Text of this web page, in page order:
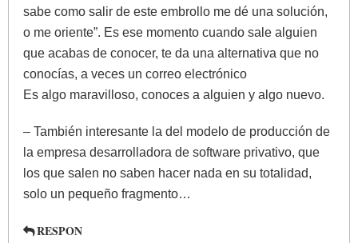
sabe como salir de este embrollo me dé una solución,
o me oriente”. Es ese momento cuando sale alguien
que acabas de conocer, te da una alternativa que no
conocías, a veces un correo electrónico
Es algo maravilloso, conoces a alguien y algo nuevo.
– También interesante la del modelo de producción de
la empresa desarrolladora de software privativo, que
los que salen no saben hacer nada en su totalidad,
solo un pequeño fragmento…
RESPON